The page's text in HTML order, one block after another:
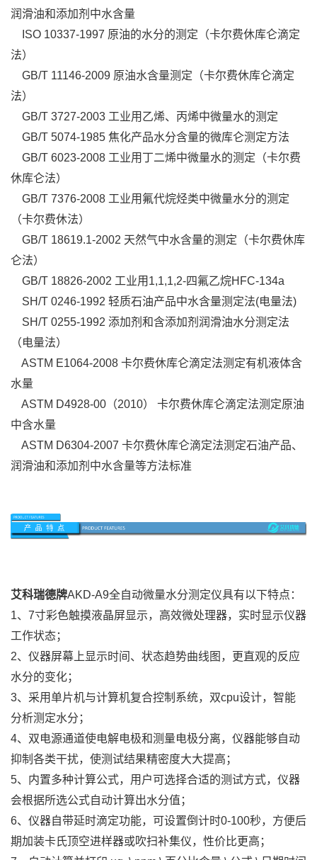
润滑油和添加剂中水含量
ISO 10337-1997 原油的水分的测定（卡尔费休库仑滴定
法）
GB/T 11146-2009 原油水含量测定（卡尔费休库仑滴定
法）
GB/T 3727-2003 工业用乙烯、丙烯中微量水的测定
GB/T 5074-1985 焦化产品水分含量的微库仑测定方法
GB/T 6023-2008 工业用丁二烯中微量水的测定（卡尔费
休库仑法）
GB/T 7376-2008 工业用氟代烷烃类中微量水分的测定
（卡尔费休法）
GB/T 18619.1-2002 天然气中水含量的测定（卡尔费休库
仑法）
GB/T 18826-2002 工业用1,1,1,2-四氟乙烷HFC-134a
SH/T 0246-1992 轻质石油产品中水含量测定法(电量法)
SH/T 0255-1992 添加剂和含添加剂润滑油水分测定法
（电量法）
ASTM E1064-2008 卡尔费休库仑滴定法测定有机液体含
水量
ASTM D4928-00（2010） 卡尔费休库仑滴定法测定原油
中含水量
ASTM D6304-2007 卡尔费休库仑滴定法测定石油产品、
润滑油和添加剂中水含量等方法标准
艾科瑞德牌AKD-A9全自动微量水分测定仪具有以下特点：
1、7寸彩色触摸液晶屏显示，高效微处理器，实时显示仪器
工作状态；
2、仪器屏幕上显示时间、状态趋势曲线图，更直观的反应
水分的变化；
3、采用单片机与计算机复合控制系统，双cpu设计，智能
分析测定水分；
4、双电源通道使电解电极和测量电极分离，仪器能够自动
抑制各类干扰，使测试结果精密度大大提高；
5、内置多种计算公式，用户可选择合适的测试方式，仪器
会根据所选公式自动计算出水分值；
6、仪器自带延时滴定功能，可设置倒计时0-100秒，方便后
期加装卡氏顶空进样器或吹扫补集仪，性价比更高；